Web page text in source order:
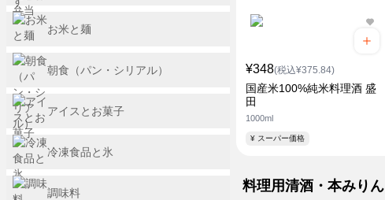
¥348(税込¥375.84)
国産米100%純米料理酒 盛
田
1000ml
¥ スーパー価格
料理用清酒・本みりん
お米と麺
朝食（パン・シリアル）
アイスとお菓子
冷凍食品と氷
調味料